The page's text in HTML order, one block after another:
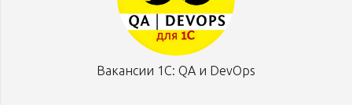
Вакансии 1С: QA и DevOps